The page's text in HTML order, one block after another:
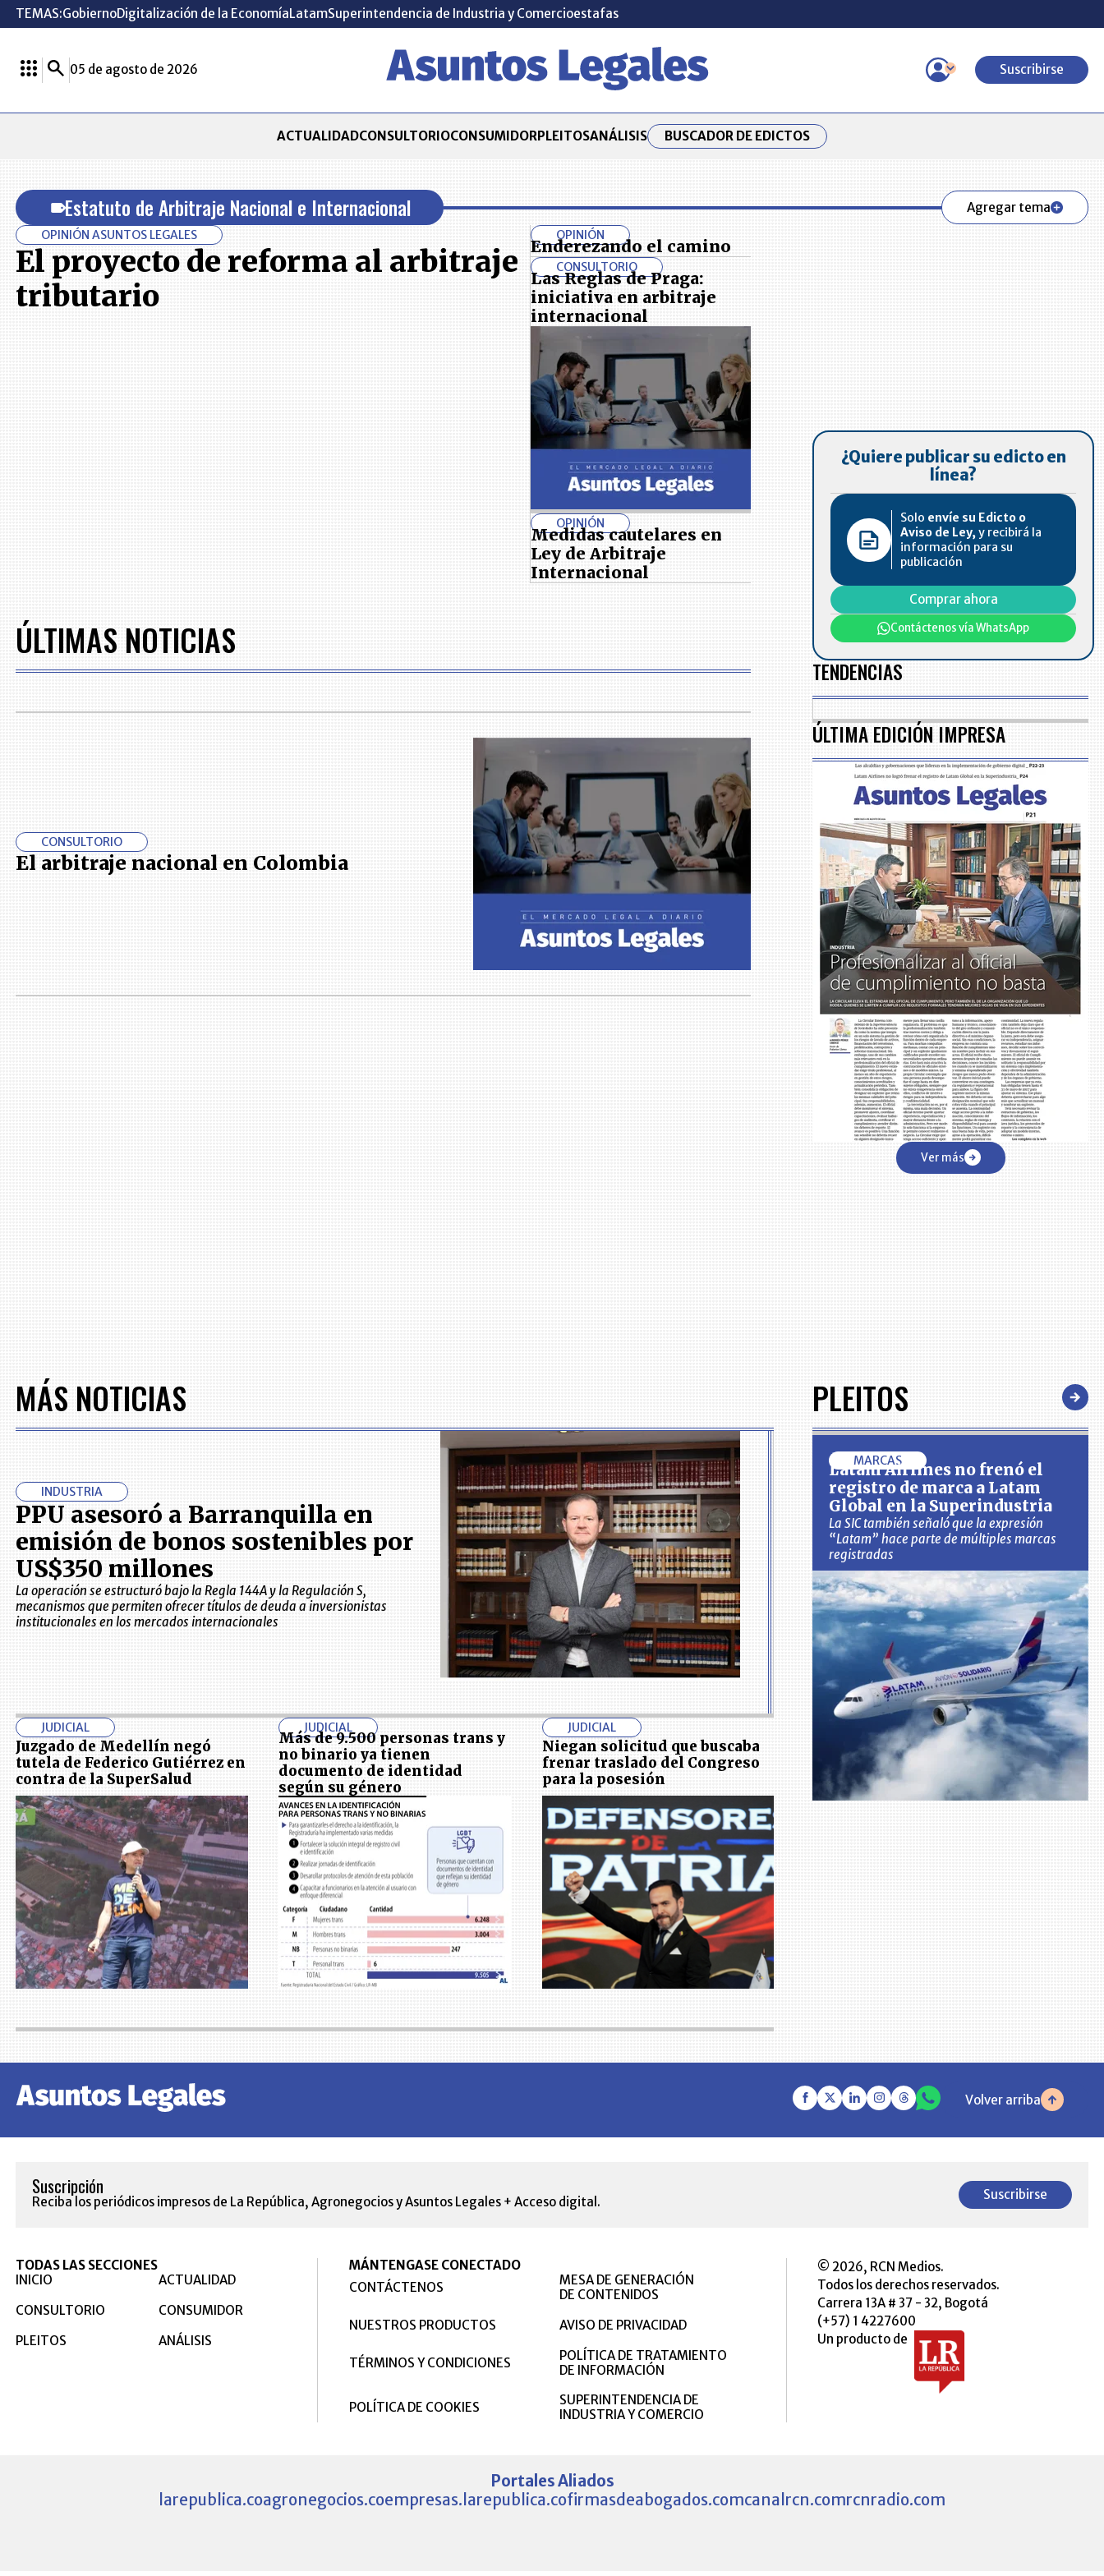
TEMAS:GobiernoDigitalización de la EconomíaLatamSuperintendencia de Industria y Comercioestafas
05 de agosto de 2026 Suscribirse
ACTUALIDADCONSULTORIOCONSUMIDORPLEITOSANÁLISIS BUSCADOR DE EDICTOS
Estatuto de Arbitraje Nacional e Internacional Agregar tema
OPINIÓN ASUNTOS LEGALES
El proyecto de reforma al arbitraje
tributario
OPINIÓN
Enderezando el camino
CONSULTORIO
Las Reglas de Praga:
iniciativa en arbitraje
internacional
OPINIÓN
Medidas cautelares en
Ley de Arbitraje
Internacional
ÚLTIMAS NOTICIAS
CONSULTORIO
El arbitraje nacional en Colombia
¿Quiere publicar su edicto en
línea?
Solo envíe su Edicto o
Aviso de Ley, y recibirá la
información para su
publicación
Comprar ahora
Contáctenos vía WhatsApp
TENDENCIAS
ÚLTIMA EDICIÓN IMPRESA
Ver más
MÁS NOTICIAS
INDUSTRIA
PPU asesoró a Barranquilla en
emisión de bonos sostenibles por
US$350 millones
La operación se estructuró bajo la Regla 144A y la Regulación S,
mecanismos que permiten ofrecer títulos de deuda a inversionistas
institucionales en los mercados internacionales
JUDICIAL
Juzgado de Medellín negó
tutela de Federico Gutiérrez en
contra de la SuperSalud
JUDICIAL
Más de 9.500 personas trans y
no binario ya tienen
documento de identidad
según su género
JUDICIAL
Niegan solicitud que buscaba
frenar traslado del Congreso
para la posesión
PLEITOS
MARCAS
Latam Airlines no frenó el
registro de marca a Latam
Global en la Superindustria
La SIC también señaló que la expresión
“Latam” hace parte de múltiples marcas
registradas
Volver arriba
Suscripción
Reciba los periódicos impresos de La República, Agronegocios y Asuntos Legales + Acceso digital. Suscribirse
TODAS LAS SECCIONES
INICIO
ACTUALIDAD
CONSULTORIO
CONSUMIDOR
PLEITOS
ANÁLISIS
MÁNTENGASE CONECTADO
CONTÁCTENOS
MESA DE GENERACIÓN
DE CONTENIDOS
NUESTROS PRODUCTOS
AVISO DE PRIVACIDAD
TÉRMINOS Y CONDICIONES
POLÍTICA DE TRATAMIENTO
DE INFORMACIÓN
POLÍTICA DE COOKIES
SUPERINTENDENCIA DE
INDUSTRIA Y COMERCIO
© 2026, RCN Medios.
Todos los derechos reservados.
Carrera 13A # 37 - 32, Bogotá
(+57) 1 4227600
Un producto de
Portales Aliados
larepublica.coagronegocios.coempresas.larepublica.cofirmasdeabogados.comcanalrcn.comrcnradio.com